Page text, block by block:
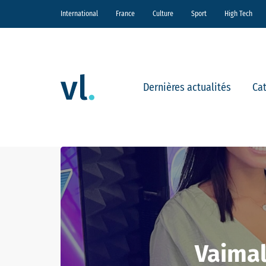
International France Culture Sport High Tech
Dernières actualités